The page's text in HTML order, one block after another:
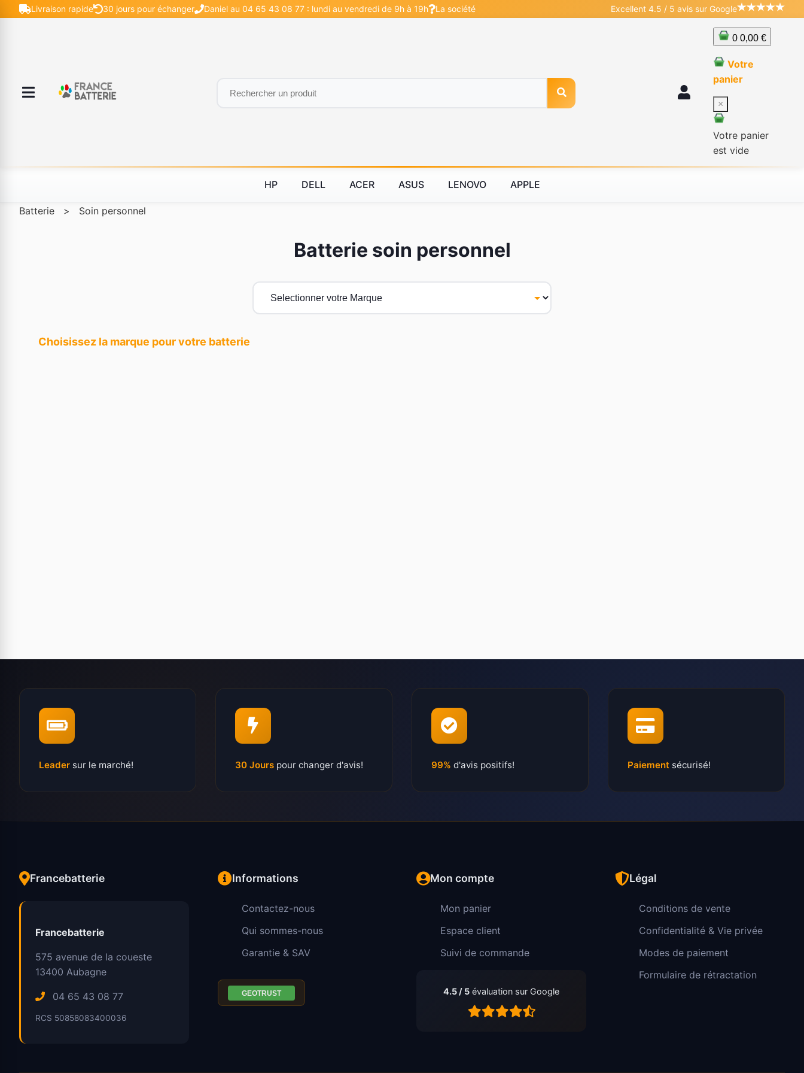
Livraison rapide 30 jours pour échanger Daniel au 04 65 43 08 77 : lundi au vendredi de 9h à 19h La société Excellent 4.5 / 5 avis sur Google
0 0,00 €
Votre
panier
×
Votre panier
est vide
HP DELL ACER ASUS LENOVO APPLE
Batterie > Soin personnel
Batterie soin personnel
Choisissez la marque pour votre batterie
Leader sur le marché! 30 Jours pour changer d'avis! 99% d'avis positifs! Paiement sécurisé!
Francebatterie
Francebatterie
575 avenue de la coueste
13400 Aubagne
04 65 43 08 77
RCS 50858083400036
Informations
Contactez-nous
Qui sommes-nous
Garantie & SAV
Mon compte
Mon panier
Espace client
Suivi de commande
4.5 / 5 évaluation sur Google
Légal
Conditions de vente
Confidentialité & Vie privée
Modes de paiement
Formulaire de rétractation